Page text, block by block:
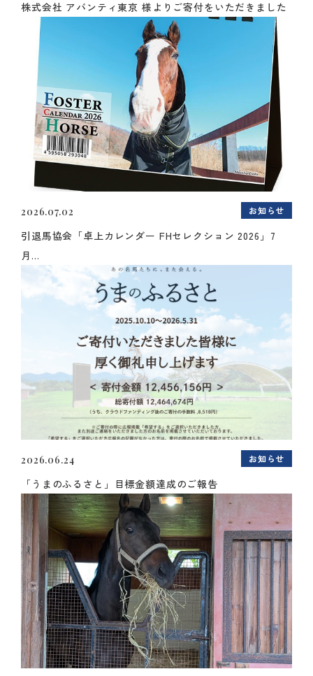
株式会社 アバンティ東京 様よりご寄付をいただきました
2026.07.02 お知らせ
引退馬協会「卓上カレンダー FHセレクション 2026」7
月...
2026.06.24 お知らせ
「うまのふるさと」目標金額達成のご報告